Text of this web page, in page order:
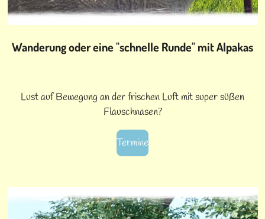
Wanderung oder eine "schnelle Runde" mit Alpakas
Lust auf Bewegung an der frischen Luft mit super süßen
Flauschnasen?
Termine